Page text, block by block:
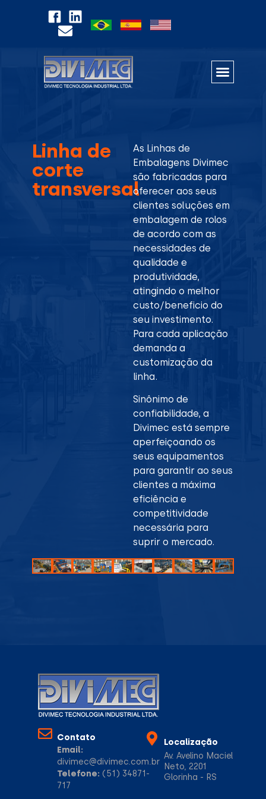
Linha de
corte
transversal
As Linhas de
Embalagens Divimec
são fabricadas para
oferecer aos seus
clientes soluções em
embalagem de rolos
de acordo com as
necessidades de
qualidade e
produtividade,
atingindo o melhor
custo/beneficio do
seu investimento.
Para cada aplicação
demanda a
customização da
linha.
Sinônimo de
confiabilidade, a
Divimec está sempre
aperfeiçoando os
seus equipamentos
para garantir ao seus
clientes a máxima
eficiência e
competitividade
necessária para
suprir o mercado.
Contato
Email:
divimec@divimec.com.br
Telefone: (51) 34871-
717
Localização
Av. Avelino Maciel
Neto, 2201
Glorinha - RS